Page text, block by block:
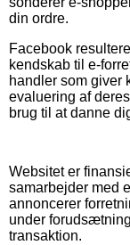
din ordre.
Facebook
kendskab til e-
handler som giver
evaluering af
brug til at danne
Websitet er
samarbejder med
annoncerer
under
transaktion.